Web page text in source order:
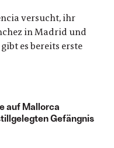
versucht, ihr
in Madrid und
es bereits erste
auf Mallorca
Gefängnis